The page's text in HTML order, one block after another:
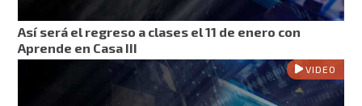
Así será el regreso a clases el 11 de enero con
Aprende en Casa III
VIDEO